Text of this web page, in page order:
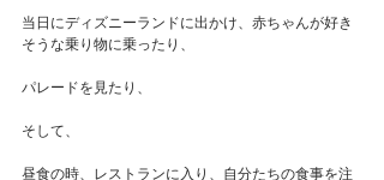
当日にディズニーランドに出かけ、赤ちゃんが好き
そうな乗り物に乗ったり、
パレードを見たり、
そして、
昼食の時、レストランに入り、自分たちの食事を注